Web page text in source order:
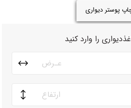
پوستر دیواری
را وارد کنید